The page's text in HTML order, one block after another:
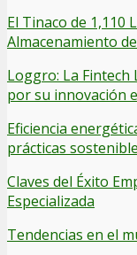
El Tinaco de 1,110
Almacenamiento
Loggro: La
por su innovación
Eficiencia
prácticas
Claves del Éxito
Especializada
Tendencias en el